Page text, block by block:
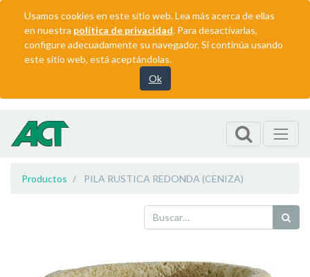
Usamos cookies en este sitio web. Lea más acerca de ellas
en nuestra política de privacidad. Para desactivarlas,
configure adecuadamente su navegador. Si continúa usando
este sitio web, está aceptándolas.
Ok
Productos PILA RUSTICA REDONDA (CENIZA)